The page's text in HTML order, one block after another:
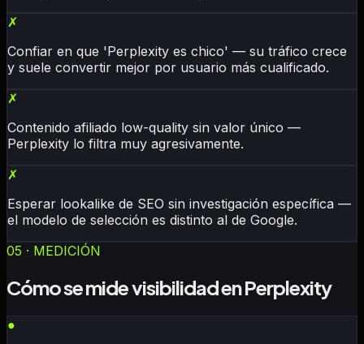
✗
Confiar en que 'Perplexity es chico' — su tráfico crece
y suele convertir mejor por usuario más cualificado.
✗
Contenido afiliado low-quality sin valor único —
Perplexity lo filtra muy agresivamente.
✗
Esperar lookalike de SEO sin investigación específica —
el modelo de selección es distinto al de Google.
05 · MEDICIÓN
Cómo se mide visibilidad en Perplexity
●